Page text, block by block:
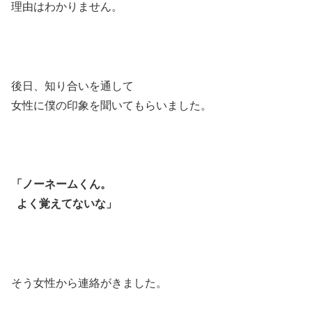
理由はわかりません。
後日、知り合いを通して
女性に僕の印象を聞いてもらいました。
「ノーネームくん。
よく覚えてないな」
そう女性から連絡がきました。